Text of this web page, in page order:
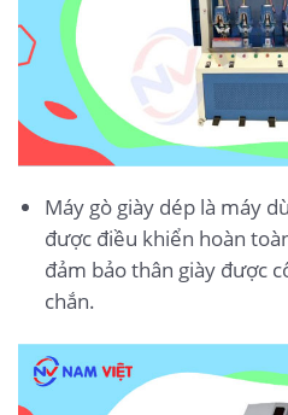
Máy gò giày dép là máy
được điều khiển hoàn
đảm bảo thân giày được
chắn.